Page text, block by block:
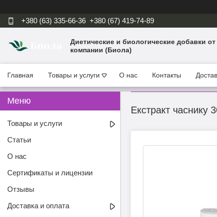
+380 (63) 335-66-36 +380 (67) 419-74-89
Диетические и биологические добавки от
компании (Биола)
Главная Товары и услуги О нас Контакты
Екстракт часнику
Товары и услуги
Статьи
О нас
Сертификаты и лицензии
Отзывы
Доставка и оплата